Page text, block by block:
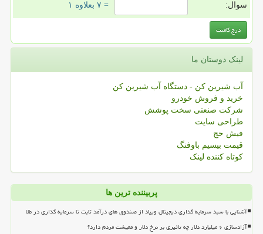
سوال: = ۷ بعلاوه ۱
لینک دوستان ما
آب شیرین کن - دستگاه آب شیرین کن
خرید و فروش خودرو
شرکت صنعتی سخت پوشش
طراحی سایت
فیش حج
قیمت بیسیم باوفنگ
کوتاه کننده لینک
پربیننده ترین ها
آشنایی با سبد سرمایه گذاری دیجیتال ویپاد از صندوق های درآمد ثابت تا سرمایه گذاری در طلا
آزادسازی ۶ میلیارد دلار چه تاثیری بر نرخ دلار و معیشت مردم دارد؟